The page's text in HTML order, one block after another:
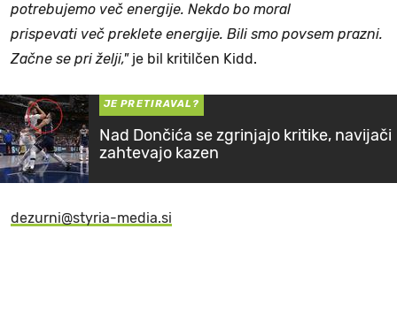
potrebujemo več energije. Nekdo bo moral
prispevati več preklete energije. Bili smo povsem prazni.
Začne se pri želji,"je bil kritilčen Kidd.
JE PRETIRAVAL?
Nad Dončića se zgrinjajo kritike, navijači
zahtevajo kazen
dezurni@styria-media.si